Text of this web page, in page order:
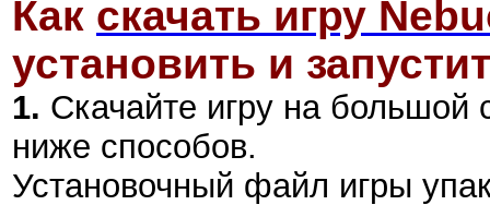
Как скачать игру
установить и
1. Скачайте игру на большой
ниже способов.
Установочный файл игры